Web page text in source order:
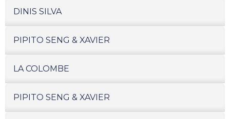
DINIS SILVA
PIPITO SENG & XAVIER
LA COLOMBE
PIPITO SENG & XAVIER